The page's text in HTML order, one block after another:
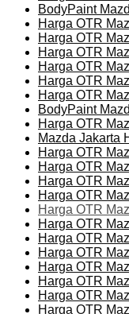
BodyPaint
Harga OTR
Harga OTR
Harga OTR
Harga OTR
Harga OTR
Harga OTR
BodyPaint
Harga OTR
Mazda Jakarta
Harga OTR
Harga OTR
Harga OTR
Harga OTR
Harga OTR
Harga OTR
Harga OTR
Harga OTR
Harga OTR
Harga OTR
Harga OTR
Harga OTR